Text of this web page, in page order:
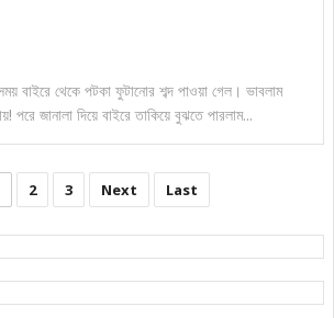
বাইরে থেকে পটকা ফুটানোর শব্দ পাওয়া গেল। ভাবলাম
পরে জানালা দিয়ে বাইরে তাকিয়ে বুঝতে পারলাম...
2 3 Next Last